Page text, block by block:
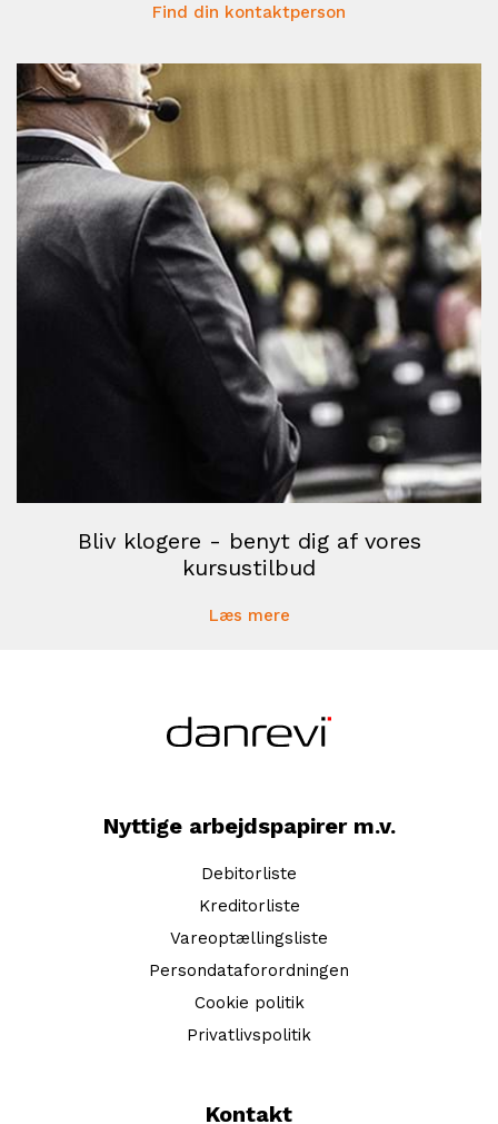
Find din kontaktperson
Bliv klogere - benyt dig af vores
kursustilbud
Læs mere
Nyttige arbejdspapirer m.v.
Debitorliste
Kreditorliste
Vareoptællingsliste
Persondataforordningen
Cookie politik
Privatlivspolitik
Kontakt